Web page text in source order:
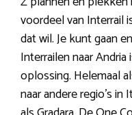
voordeel van Interrail
dat wil. Je kunt gaan
Interrailen naar
oplossing. Helemaal
naar andere regio’s